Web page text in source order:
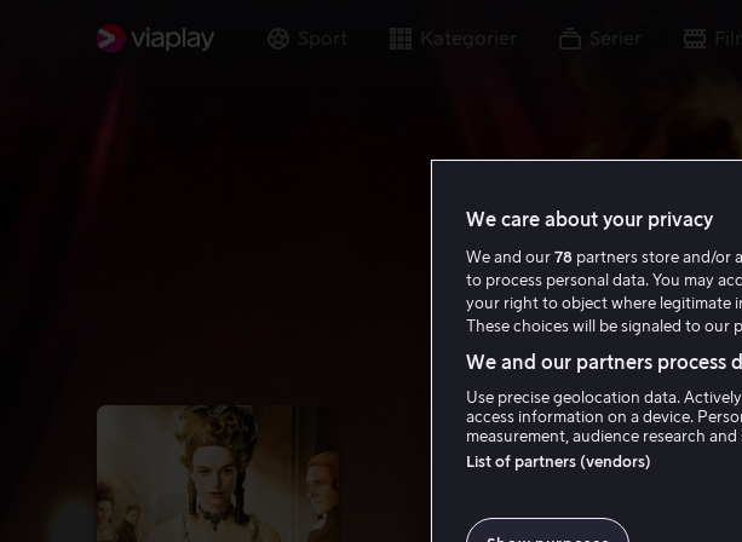
Sport Kategorier Serier
We care about your privacy
We and our 78 partners store and/or
to process personal data. You may
your right to object where legitimate
These choices will be signaled to
We and our partners process
Use precise geolocation data.
access information on a device.
measurement, audience research
List of partners (vendors)